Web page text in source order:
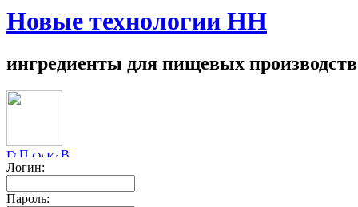
Новые технологии НН
ингредиенты для пищевых производств
Логин:
Пароль: